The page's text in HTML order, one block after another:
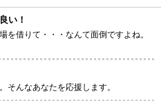
い！
を借りて・・・なんて面倒ですよね。
そんなあなたを応援します。